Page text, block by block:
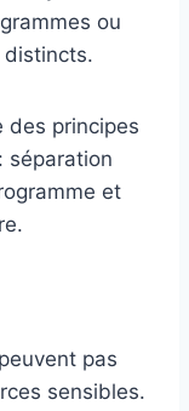
ou
distincts.
principes
séparation
et
pas
sensibles.